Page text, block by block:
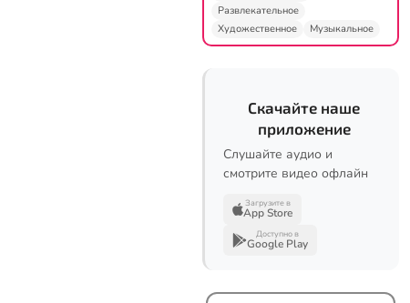
Развлекательное
Художественное
Музыкальное
Скачайте наше
приложение
Слушайте аудио и
смотрите видео офлайн
Загрузите в
App Store
Доступно в
Google Play